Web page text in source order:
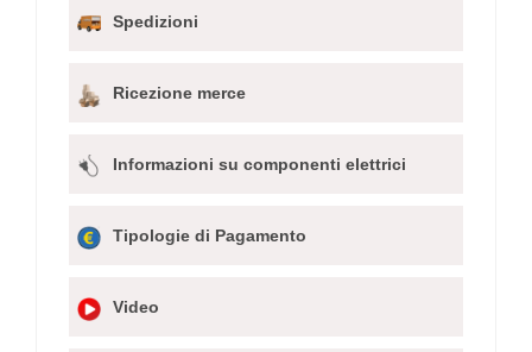
Spedizioni
Ricezione merce
Informazioni su componenti elettrici
Tipologie di Pagamento
Video